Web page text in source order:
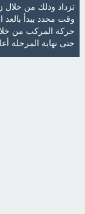
تزداد وذلك من خلال
وقت محدد يبدأ بالعد
حركة المركب من
حتى نهاية المرحلة